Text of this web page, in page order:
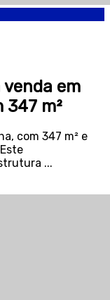
venda em
347 m²
com 347 m² e
...